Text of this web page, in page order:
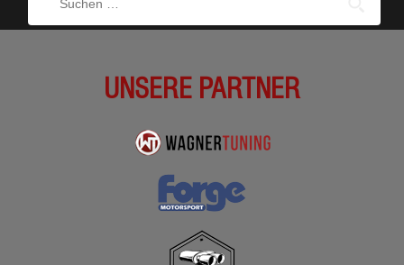
UNSERE PARTNER